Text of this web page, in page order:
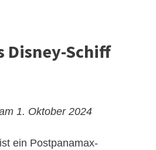
Disney-Schiff
1. Oktober 2024
ein Postpanamax-